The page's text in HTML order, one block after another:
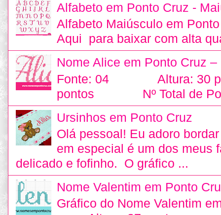
Alfabeto em Ponto Cruz -
Alfabeto Maiúsculo em
Aqui para baixar com alta
Nome Alice em Ponto Cruz –
Fonte: 04 Altura: 30
pontos Nº Total de
Ursinhos em Ponto Cruz
Olá pessoal! Eu adoro
em especial é um dos meus
delicado e fofinho. O gráfico ...
Nome Valentim em Ponto
Gráfico do Nome Valentim